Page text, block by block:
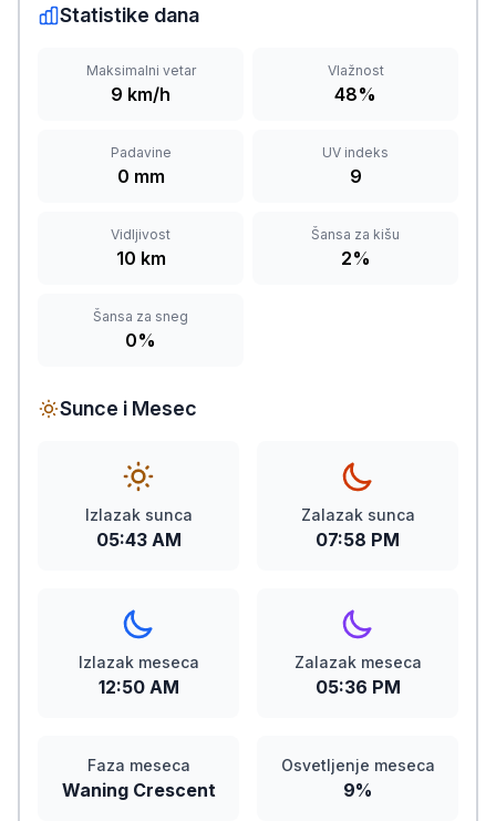
Statistike dana
Maksimalni vetar
9 km/h
Vlažnost
48%
Padavine
0 mm
UV indeks
9
Vidljivost
10 km
Šansa za kišu
2%
Šansa za sneg
0%
Sunce i Mesec
Izlazak sunca
05:43 AM
Zalazak sunca
07:58 PM
Izlazak meseca
12:50 AM
Zalazak meseca
05:36 PM
Faza meseca
Waning Crescent
Osvetljenje meseca
9%